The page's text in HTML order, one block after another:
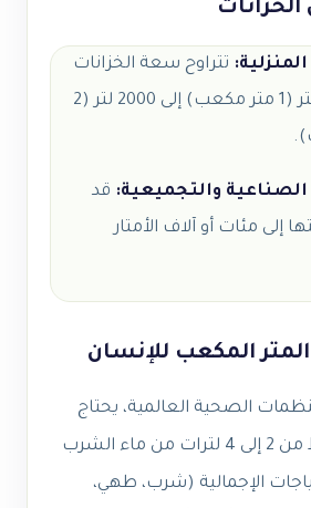
تتراوح سعة الخزانات
بين 1000 لتر (1 متر مكعب) إلى 2000 لتر (2
الصناعية والتجميعية: قد
مئات أو آلاف الأمتار
المكعب للإنسان
الصحية العالمية، يحتاج
الفرد في المتوسط من 2 إلى 4 لترات من ماء الشرب
الإجمالية (شرب، طهي،